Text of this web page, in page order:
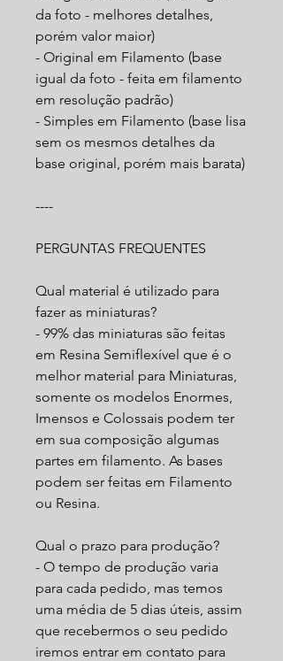
da foto - melhores detalhes,
porém valor maior)
- Original em Filamento (base
igual da foto - feita em filamento
em resolução padrão)
- Simples em Filamento (base lisa
sem os mesmos detalhes da
base original, porém mais barata)
----
PERGUNTAS FREQUENTES
Qual material é utilizado para
fazer as miniaturas?
- 99% das miniaturas são feitas
em Resina Semiflexível que é o
melhor material para Miniaturas,
somente os modelos Enormes,
Imensos e Colossais podem ter
em sua composição algumas
partes em filamento. As bases
podem ser feitas em Filamento
ou Resina.
Qual o prazo para produção?
- O tempo de produção varia
para cada pedido, mas temos
uma média de 5 dias úteis, assim
que recebermos o seu pedido
iremos entrar em contato para